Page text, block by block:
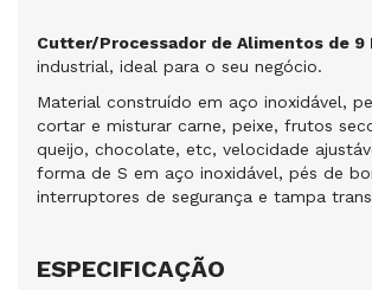
Cutter/Processador de Alimentos de 9
industrial, ideal para o seu negócio.
Material construído em aço inoxidável,
cortar e misturar carne, peixe, frutos
queijo, chocolate, etc, velocidade
forma de S em aço inoxidável, pés de
interruptores de segurança e tampa
ESPECIFICAÇÃO